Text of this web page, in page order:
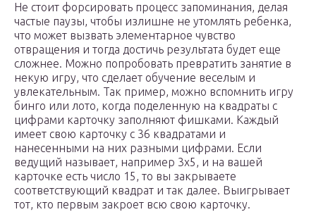
Не стоит форсировать процесс запоминания, делая
частые паузы, чтобы излишне не утомлять ребенка,
что может вызвать элементарное чувство
отвращения и тогда достичь результата будет еще
сложнее. Можно попробовать превратить занятие в
некую игру, что сделает обучение веселым и
увлекательным. Так пример, можно вспомнить игру
бинго или лото, когда поделенную на квадраты с
цифрами карточку заполняют фишками. Каждый
имеет свою карточку с 36 квадратами и
нанесенными на них разными цифрами. Если
ведущий называет, например 3х5, и на вашей
карточке есть число 15, то вы закрываете
соответствующий квадрат и так далее. Выигрывает
тот, кто первым закроет всю свою карточку.